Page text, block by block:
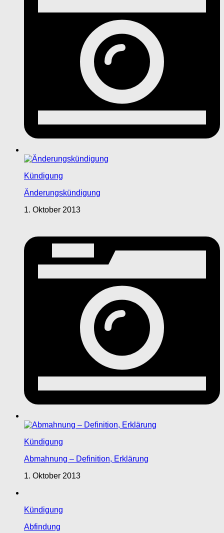
Kündigung
Änderungskündigung
1. Oktober 2013
Kündigung
Abmahnung – Definition, Erklärung
1. Oktober 2013
Kündigung
Abfindung